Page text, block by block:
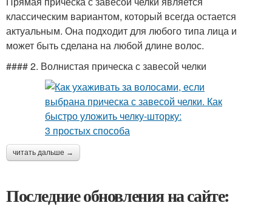
классическим вариантом, который всегда остается
актуальным. Она подходит для любого типа лица и
может быть сделана на любой длине волос.
#### 2. Волнистая прическа с завесой челки
читать дальше →
Последние обновления на сайте: